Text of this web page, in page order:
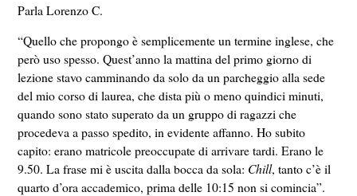
Parla Lorenzo C.
“Quello che propongo è semplicemente un termine inglese, che
però uso spesso. Quest’anno la mattina del primo giorno di
lezione stavo camminando da solo da un parcheggio alla sede
del mio corso di laurea, che dista più o meno quindici minuti,
quando sono stato superato da un gruppo di ragazzi che
procedeva a passo spedito, in evidente affanno. Ho subito
capito: erano matricole preoccupate di arrivare tardi. Erano le
9.50. La frase mi è uscita dalla bocca da sola: Chill, tanto c’è il
quarto d’ora accademico, prima delle 10:15 non si comincia”.